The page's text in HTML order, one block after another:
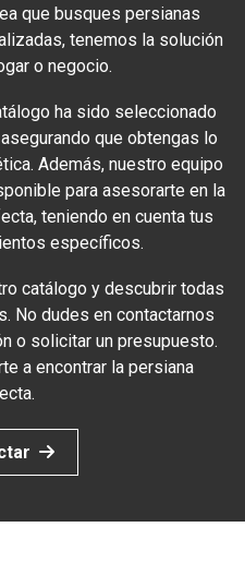
que busques persianas
tenemos la solución
o negocio.
ha sido seleccionado
que obtengas lo
Además, nuestro equipo
para asesorarte en la
teniendo en cuenta tus
específicos.
catálogo y descubrir todas
No dudes en contactarnos
o solicitar un presupuesto.
a encontrar la persiana